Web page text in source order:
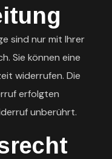
sind nur mit Ihrer
Sie können eine
widerrufen. Die
erfolgten
unberührt.